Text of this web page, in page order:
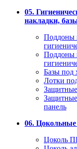
05.
накладки,
Поддоны
Поддоны
Базы под
Лотки
панель
06.
Цоколь